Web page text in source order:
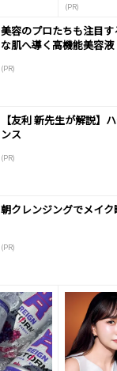
(PR)
美容のプロたちも注目
な肌へ導く高機能美容液
(PR)
【友利 新先生が解説】
ンス
(PR)
朝クレンジングでメイ
(PR)